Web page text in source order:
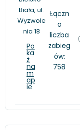
Biała, ul.
Wyzwole
nia 18
Po
ka
ż
na
m
ap
ie
Łączn
a
liczba
zabieg
ów:
758